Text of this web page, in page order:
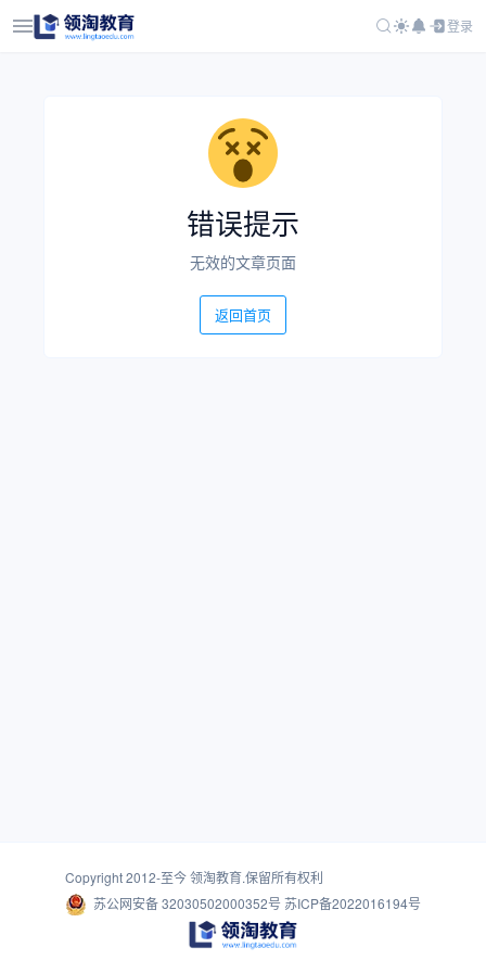
登录
错误提示
无效的文章页面
返回首页
Copyright 2012-至今领淘教育.保留所有权利
苏公网安备 32030502000352号 苏ICP备2022016194号